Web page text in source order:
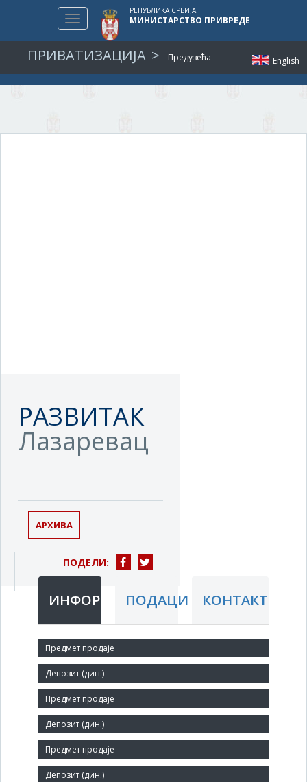
English
Toggle
navigation
РЕПУБЛИКА СРБИЈА
МИНИСТАРСТВО ПРИВРЕДЕ
ПРИВАТИЗАЦИЈА Предузећа
РАЗВИТАК
Лазаревац
АРХИВА
ПОДЕЛИ:
ИНФОРМАЦИЈЕПОДАЦИ КОНТАКТ
Краћи назив:
РАЗВИТАК
Правни статус:
ДП
Делатност:
Делатности ресторана и покретних угоститељских